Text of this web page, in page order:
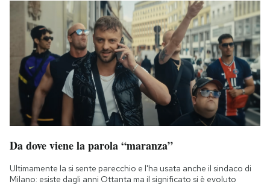
Da dove viene la parola “maranza”
Ultimamente la si sente parecchio e l'ha usata anche il sindaco di
Milano: esiste dagli anni Ottanta ma il significato si è evoluto